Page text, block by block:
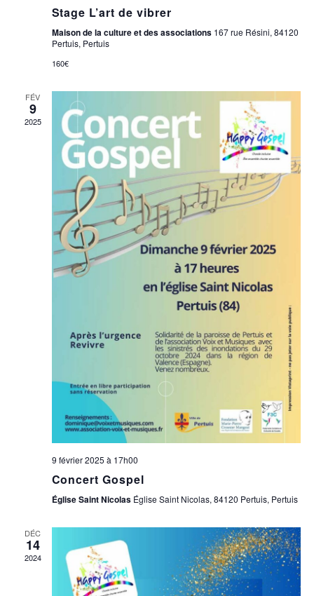
O
E
V
U
E
S
V
N
M
N
T
S
N
Stage L’art de vibrer
Maison de la culture et des associations 167 rue Résini, 84120
Pertuis, Pertuis
160€
FÉV
9
2025
9 février 2025 à 17h00
Concert Gospel
Église Saint Nicolas Église Saint Nicolas, 84120 Pertuis, Pertuis
DÉC
14
2024